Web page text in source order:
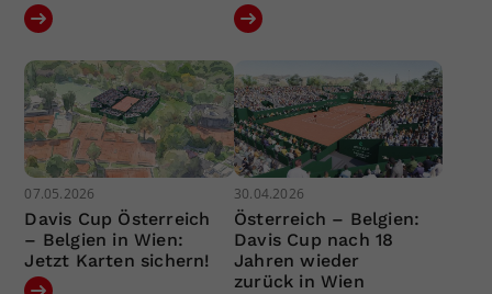
07.05.2026
Davis Cup Österreich
– Belgien in Wien:
Jetzt Karten sichern!
30.04.2026
Österreich – Belgien:
Davis Cup nach 18
Jahren wieder
zurück in Wien